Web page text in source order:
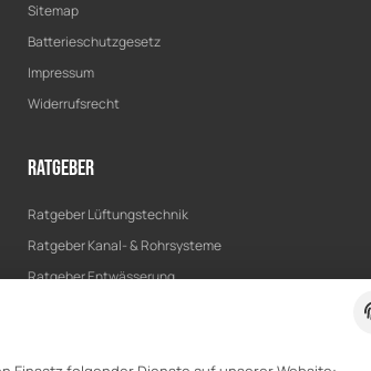
Sitemap
Batterieschutzgesetz
Impressum
Widerrufsrecht
Ratgeber
Ratgeber Lüftungstechnik
Ratgeber Kanal- & Rohrsysteme
Ratgeber Entwässerung